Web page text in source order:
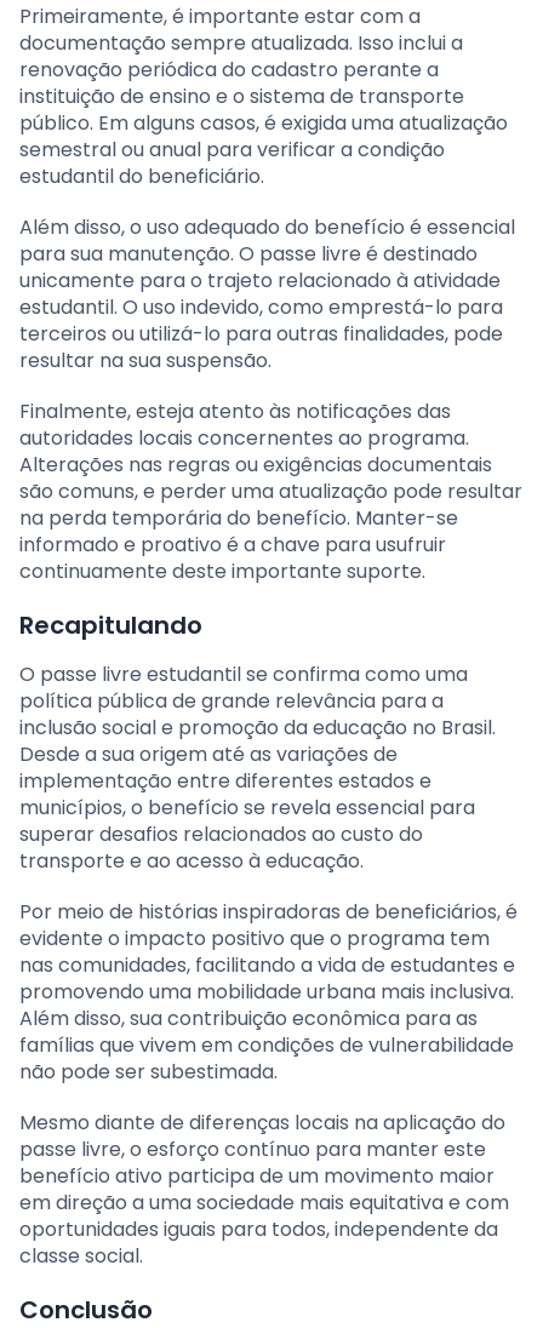
Primeiramente, é importante estar com a
documentação sempre atualizada. Isso inclui a
renovação periódica do cadastro perante a
instituição de ensino e o sistema de transporte
público. Em alguns casos, é exigida uma atualização
semestral ou anual para verificar a condição
estudantil do beneficiário.
Além disso, o uso adequado do benefício é essencial
para sua manutenção. O passe livre é destinado
unicamente para o trajeto relacionado à atividade
estudantil. O uso indevido, como emprestá-lo para
terceiros ou utilizá-lo para outras finalidades, pode
resultar na sua suspensão.
Finalmente, esteja atento às notificações das
autoridades locais concernentes ao programa.
Alterações nas regras ou exigências documentais
são comuns, e perder uma atualização pode resultar
na perda temporária do benefício. Manter-se
informado e proativo é a chave para usufruir
continuamente deste importante suporte.
Recapitulando
O passe livre estudantil se confirma como uma
política pública de grande relevância para a
inclusão social e promoção da educação no Brasil.
Desde a sua origem até as variações de
implementação entre diferentes estados e
municípios, o benefício se revela essencial para
superar desafios relacionados ao custo do
transporte e ao acesso à educação.
Por meio de histórias inspiradoras de beneficiários, é
evidente o impacto positivo que o programa tem
nas comunidades, facilitando a vida de estudantes e
promovendo uma mobilidade urbana mais inclusiva.
Além disso, sua contribuição econômica para as
famílias que vivem em condições de vulnerabilidade
não pode ser subestimada.
Mesmo diante de diferenças locais na aplicação do
passe livre, o esforço contínuo para manter este
benefício ativo participa de um movimento maior
em direção a uma sociedade mais equitativa e com
oportunidades iguais para todos, independente da
classe social.
Conclusão